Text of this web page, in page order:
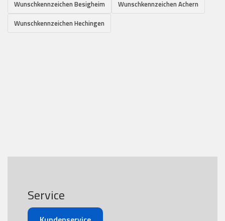
Wunschkennzeichen Besigheim
Wunschkennzeichen Achern
Wunschkennzeichen Hechingen
Service